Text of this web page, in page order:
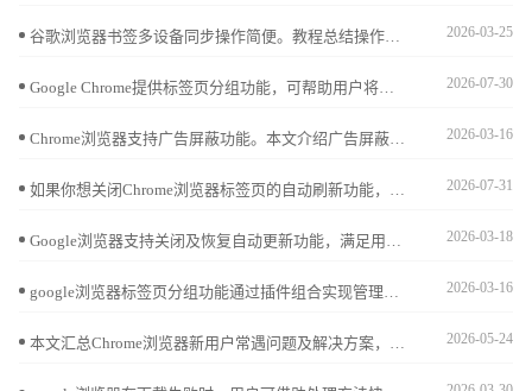
谷歌浏览器书签多设备同步操作简便。教程总结操作方法，帮助用户高效管理收藏夹，实现跨设备同步和快速访问。 2026-03-25
Google Chrome提供标签页分组功能，可帮助用户将多个网页按主题分类，便于集中管理与切换，极大提高办公和学习的浏览效率。 2026-07-30
Chrome浏览器支持广告屏蔽功能。本文介绍广告屏蔽设置方法及优质插件推荐，帮助用户过滤广告，获得更纯净的浏览环境。 2026-03-16
如果你想关闭Chrome浏览器标签页的自动刷新功能，本文将提供具体的操作步骤，帮助你避免不必要的页面刷新。 2026-07-31
Google浏览器支持关闭及恢复自动更新功能，满足用户灵活需求。教程详细介绍设置流程及注意事项。 2026-03-18
google浏览器标签页分组功能通过插件组合实现管理效率提升，优化方案帮助用户轻松分类和切换标签页，带来更智能的使用体验。 2026-03-16
本文汇总Chrome浏览器新用户常遇问题及解决方案，结合实用操作教程，帮助快速上手使用浏览器。 2026-05-24